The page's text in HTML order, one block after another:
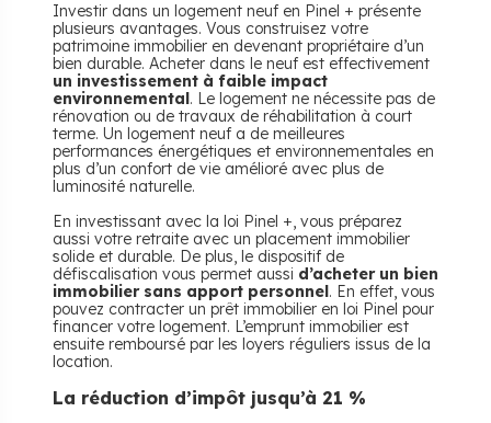
Investir dans un logement neuf en Pinel + présente
plusieurs avantages. Vous construisez votre
patrimoine immobilier en devenant propriétaire d’un
bien durable. Acheter dans le neuf est effectivement
un investissement à faible impact
environnemental. Le logement ne nécessite pas de
rénovation ou de travaux de réhabilitation à court
terme. Un logement neuf a de meilleures
performances énergétiques et environnementales en
plus d’un confort de vie amélioré avec plus de
luminosité naturelle.
En investissant avec la loi Pinel +, vous préparez
aussi votre retraite avec un placement immobilier
solide et durable. De plus, le dispositif de
défiscalisation vous permet aussi d’acheter un bien
immobilier sans apport personnel. En effet, vous
pouvez contracter un prêt immobilier en loi Pinel pour
financer votre logement. L’emprunt immobilier est
ensuite remboursé par les loyers réguliers issus de la
location.
La réduction d’impôt jusqu’à 21 %